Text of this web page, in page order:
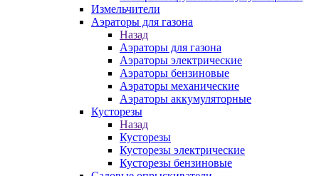
Измельчители
Аэраторы для газона
Назад
Аэраторы для газона
Аэраторы электрические
Аэраторы бензиновые
Аэраторы механические
Аэраторы аккумуляторные
Кусторезы
Назад
Кусторезы
Кусторезы электрические
Кусторезы бензиновые